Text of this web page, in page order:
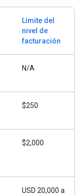
Límite del
nivel de
facturación
N/A
$250
$2,000
USD 20,000 a